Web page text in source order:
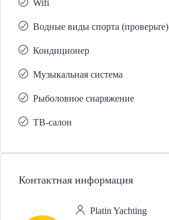
Wifi
Водные виды спорта (проверьте)
Кондиционер
Музыкальная система
Рыболовное снаряжение
ТВ-салон
Контактная информация
Platin Yachting